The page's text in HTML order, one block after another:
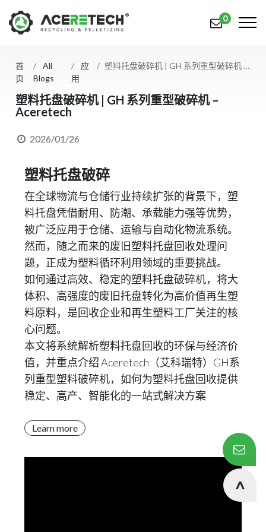
产品
应用
关于我们
联系我们
简体中文 English (US)
русский язык Español
0
首
页
All
Blogs
应
用
塑料托盘破碎机 | GH 系列重型破碎机 – Aceretech
塑料托盘破碎机 | GH 系列重型破碎机 –
Aceretech
2026/01/26
塑料托盘破碎
在全球物流与仓储行业持续扩张的背景下，塑
料托盘凭借耐用、防潮、承载能力强等优势，
被广泛应用于仓储、运输与自动化物流系统。
然而，随之而来的废旧塑料托盘回收处理问
题，正成为塑料循环利用领域的重要挑战。
如何通过高效、稳定的塑料托盘破碎机，将大
体积、高强度的废旧托盘转化为高价值再生塑
料原料，是回收企业和再生塑料工厂关注的核
心问题。
本文将系统解析塑料托盘回收的环保与经济价
值，并重点介绍 Aceretech（艾科瑞特）GH系
列重型塑料破碎机，如何为塑料托盘回收提供
稳定、高产、智能化的一站式解决方案
Learn more